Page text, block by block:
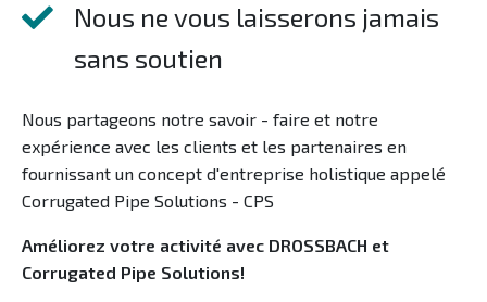
Nous ne vous laisserons jamais
sans soutien
Nous partageons notre savoir - faire et notre
expérience avec les clients et les partenaires en
fournissant un concept d'entreprise holistique appelé
Corrugated Pipe Solutions - CPS
Améliorez votre activité avec DROSSBACH et
Corrugated Pipe Solutions!